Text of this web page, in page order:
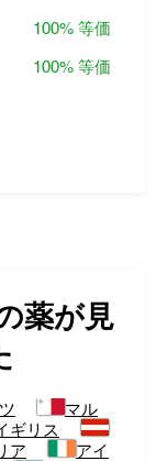
100% 等価
100% 等価
薬が見
マル
ギリス
ア
アイ